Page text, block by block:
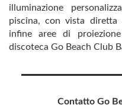
illuminazione
piscina, con vista
infine aree di
discoteca Go Beach Club
Contatto Go